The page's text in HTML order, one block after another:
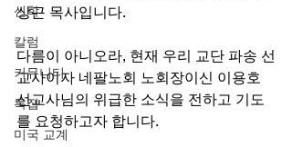
신학
칼럼
커뮤니티
특집
미국 교계
상근 목사입니다.
다름이 아니오라, 현재 우리 교단 파송 선
교사이자 네팔노회 노회장이신 이용호
선교사님의 위급한 소식을 전하고 기도
를 요청하고자 합니다.